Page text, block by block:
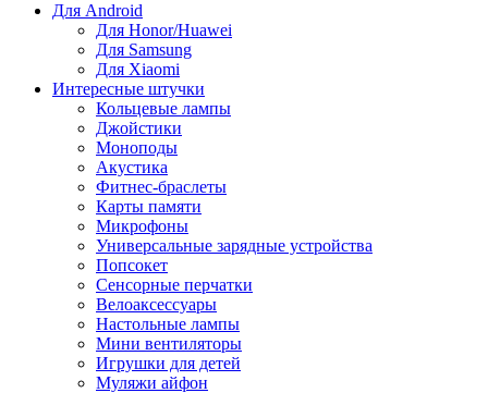
Для Android
Для Honor/Huawei
Для Samsung
Для Xiaomi
Интересные штучки
Кольцевые лампы
Джойстики
Моноподы
Акустика
Фитнес-браслеты
Карты памяти
Микрофоны
Универсальные зарядные устройства
Попсокет
Сенсорные перчатки
Велоаксессуары
Настольные лампы
Мини вентиляторы
Игрушки для детей
Муляжи айфон